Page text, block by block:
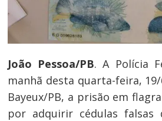
João Pessoa/PB. A Polícia
manhã desta quarta-feira,
Bayeux/PB, a prisão em
por adquirir cédulas